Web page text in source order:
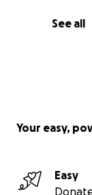
See all
Your easy,
Easy